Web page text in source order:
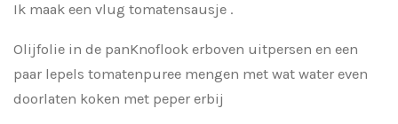
Ik maak een vlug tomatensausje .
Olijfolie in de panKnoflook erboven uitpersen en een
paar lepels tomatenpuree mengen met wat water even
doorlaten koken met peper erbij